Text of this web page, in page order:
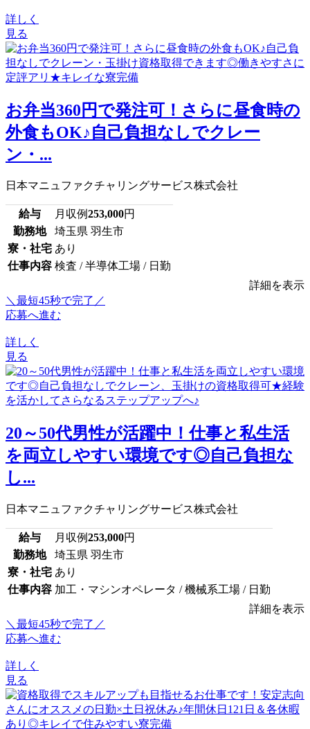
詳しく
見る
お弁当360円で発注可！さらに昼食時の
外食もOK♪自己負担なしでクレー
ン・...
日本マニュファクチャリングサービス株式会社
給与 月収例253,000円
勤務地
埼玉県 羽生市
寮・社宅 あり
仕事内容 検査 / 半導体工場 / 日勤
詳細を表示
＼最短45秒で完了／
応募へ進む
詳しく
見る
20～50代男性が活躍中！仕事と私生活
を両立しやすい環境です◎自己負担な
し...
日本マニュファクチャリングサービス株式会社
給与 月収例253,000円
勤務地
埼玉県 羽生市
寮・社宅 あり
仕事内容 加工・マシンオペレータ / 機械系工場 / 日勤
詳細を表示
＼最短45秒で完了／
応募へ進む
詳しく
見る